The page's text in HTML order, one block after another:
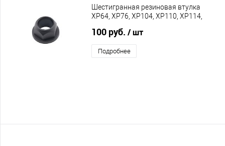
Шестигранная резиновая втулка
XP64, XP76, XP104, XP110, XP114,
100 руб. / шт
Подробнее